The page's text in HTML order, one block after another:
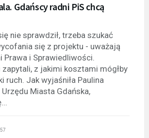
Gdańscy radni PiS chcą
nie sprawdził, trzeba szukać
się z projektu - uważają
Prawa i Sprawiedliwości.
z jakimi kosztami mógłby
ruch. Jak wyjaśniła Paulina
Urzędu Miasta Gdańska,